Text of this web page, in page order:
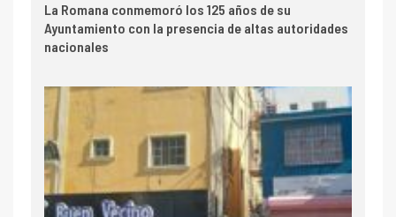
La Romana conmemoró los 125 años de su
Ayuntamiento con la presencia de altas autoridades
nacionales